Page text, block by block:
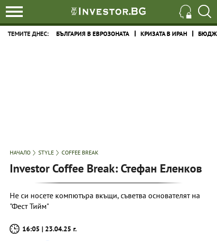
ТЕМИТЕ ДНЕС: БЪЛГАРИЯ В ЕВРОЗОНАТА КРИЗАТА В ИРАН
НАЧАЛО STYLE COFFEE BREAK
Investor Coffee Break: Стефан Еленков
Не си носете компютъра вкъщи, съветва основателят на
"Фест Тийм"
16:05 | 23.04.25 г.